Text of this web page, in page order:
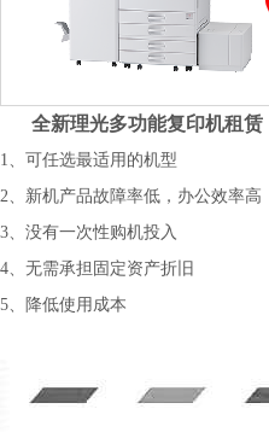
全新理光多功能复印机租赁
1、可任选最适用的机型
2、新机产品故障率低，办公效率高
3、没有一次性购机投入
4、无需承担固定资产折旧
5、降低使用成本